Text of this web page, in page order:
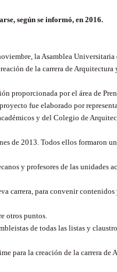
según se informó, en 2016.
la Asamblea Universitaria
de la carrera de
proporcionada por el área de
fue elaborado por
y del Colegio de
de 2013. Todos ellos formaron
y profesores de las unidades
carrera, para convenir contenidos
otros puntos.
de todas las listas y
para la creación de la carrera de